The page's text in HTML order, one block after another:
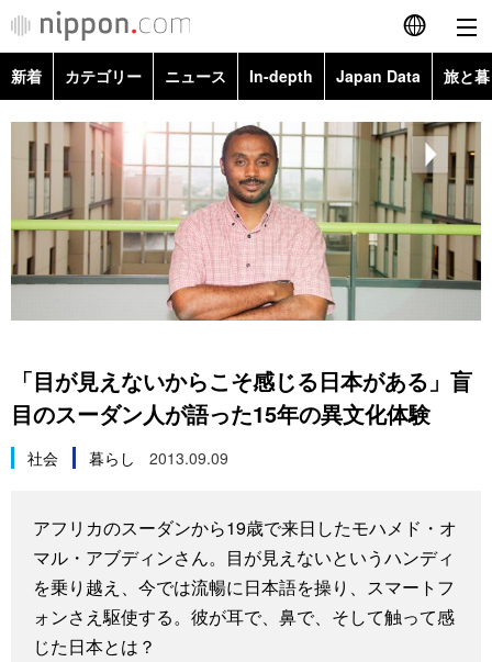
English
简体字
Français
Русский
カテゴリー
政治・外交
国際
社会
文化
科学・技術
暮らし
ニュース
アーカイブ
Japan Data
旅と暮らし
動画/Live
Books
Cinema
新着 カテゴリー ニュース In-depth Japan Data 旅と
政治・外交
経済・ビジネス
国際・海外
科学・技術
暮らし
スポーツ・東京2020
Topics
Images
People
東京
「目が見えないからこそ感じる日本がある」盲
目のスーダン人が語った15年の異文化体験
社会 暮らし 2013.09.09
アフリカのスーダンから19歳で来日したモハメド・オ
マル・アブディンさん。目が見えないというハンディ
を乗り越え、今では流暢に日本語を操り、スマートフ
ォンさえ駆使する。彼が耳で、鼻で、そして触って感
じた日本とは？